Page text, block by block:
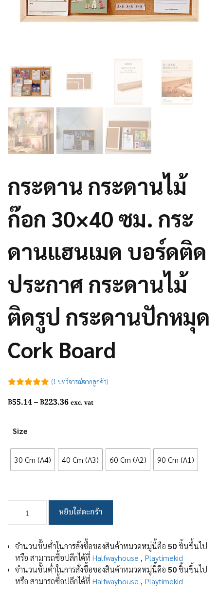
กระดาน กระดานไม้
ก๊อก 30×40 ซม. กระ
ดานแฮนเมด บอร์ดติด
ประกาศ กระดานไม้
ติดรูป กระดานปักหมุด
Cork Board
5
(1 บทวิจารณ์จากลูกค้า)
฿55.14–฿223.36Price
฿223.36
exc. vat
Size
30 Cm (A4) 40 Cm (A3) 60 Cm (A2) 90 Cm (A1)
กระดาน
ก๊อก
30x40
ซม.
กระ
หยิบใส่ตะกร้า
จำนวนขั้นต่ำในการสั่งซื้อของสินค้าหมวดหมู่นี้คือ 50 ชิ้นขึ้นไป
หรือ สามารถซื้อปลีกได้ที่ Halfwayhouse , Playtimekid
จำนวนขั้นต่ำในการสั่งซื้อของสินค้าหมวดหมู่นี้คือ 50 ชิ้นขึ้นไป
หรือ สามารถซื้อปลีกได้ที่ Halfwayhouse , Playtimekid